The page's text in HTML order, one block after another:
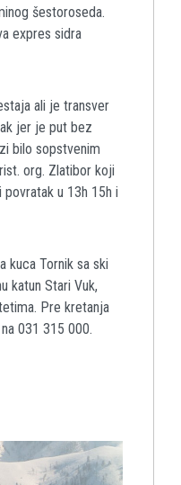
šestoroseda.
expres sidra
ali je transver
jer je put bez
bilo sopstvenim
org. Zlatibor koji
u 13h 15h i
kuca Tornik sa ski
katun Stari Vuk,
Pre kretanja
031 315 000.